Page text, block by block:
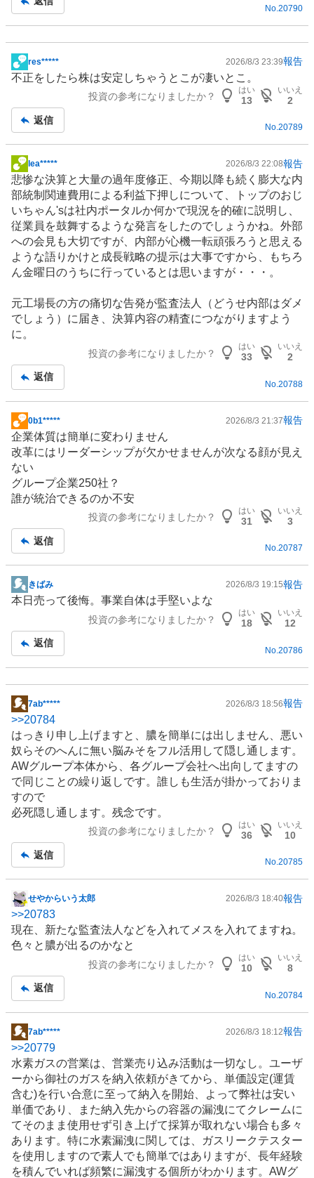
No. 20790
掲
示
事
res***** 2026/8/3 23:39報告
不正をしたら株は安定しちゃうとこが凄いとこ。
投資の参考になりましたか？
はい
13
いいえ
2
返信
No.20789
掲
示
板
記
事
lea***** 2026/8/3 22:08報告
悲惨な決算と大量の過年度修正、今期以降も続く膨大な内
部統制関連費用による利益下押しについて、トップのおじ
いちゃん'sは社内ポータルか何かで現況を的確に説明し、
従業員を鼓舞するような発言をしたのでしょうかね。外部
への会見も大切ですが、内部が心機一転頑張ろうと思える
ような語りかけと成長戦略の提示は大事ですから、もちろ
ん金曜日のうちに行っているとは思いますが・・・。
元工場長の方の痛切な告発が監査法人（どうせ内部はダメ
でしょう）に届き、決算内容の精査につながりますよう
に。
投資の参考になりましたか？
はい
33
いいえ
2
返信
No. 20788
掲
示
板
記
事
0b1***** 2026/8/3 21:37報告
企業体質は簡単に変わりません
改革にはリーダーシップが欠かせませんが次なる顔が見え
ない
グループ企業250社？
誰が統治できるのか不安
投資の参考になりましたか？
はい
31
いいえ
3
返信
No.20787
掲
示
事
きばみ 2026/8/3 19:15報告
本日売って後悔。事業自体は手堅いよな
投資の参考になりましたか？
はい
18
いいえ
12
返信
No. 20786
掲
示
板
記
事
7ab***** 2026/8/3 18:56報告
>>20784
はっきり申し上げますと、膿を簡単には出しません、悪い
奴らそのへんに無い脳みそをフル活用して隠し通します。
AWグループ本体から、各グループ会社へ出向してますの
で同じことの繰り返しです。誰しも生活が掛かっておりま
すので
必死隠し通します。残念です。
投資の参考になりましたか？
はい
36
いいえ
10
返信
No.20785
掲
示
板
記
せやからいう太郎 2026/8/3 18:40報告
>>20783
現在、新たな監査法人などを入れてメスを入れてますね。
色々と膿が出るのかなと
投資の参考になりましたか？
はい
10
いいえ
8
返信
No. 20784
掲
示
板
事
7ab***** 2026/8/3 18:12報告
>>20779
水素ガスの営業は、営業売り込み活動は一切なし。ユーザ
ーから御社のガスを納入依頼がきてから、単価設定(運賃
含む)を行い合意に至って納入を開始、よって弊社は安い
単価であり、また納入先からの容器の漏洩にてクレームに
てそのまま使用せず引き上げて採算が取れない場合も多々
あります。特に水素漏洩に関しては、ガスリークテスター
を使用しますので素人でも簡単ではありますが、長年経験
を積んでいれば頻繁に漏洩する個所がわかります。AWグ